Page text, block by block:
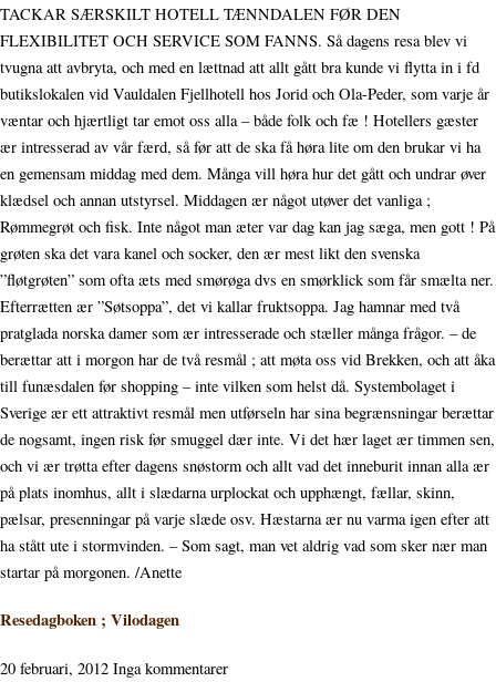
TACKAR SÆRSKILT HOTELL TÆNNDALEN FØR DEN
FLEXIBILITET OCH SERVICE SOM FANNS. Så dagens resa blev vi
tvugna att avbryta, och med en lættnad att allt gått bra kunde vi flytta in i fd
butikslokalen vid Vauldalen Fjellhotell hos Jorid och Ola-Peder, som varje år
væntar och hjærtligt tar emot oss alla – både folk och fæ ! Hotellers gæster
ær intresserad av vår færd, så før att de ska få høra lite om den brukar vi ha
en gemensam middag med dem. Många vill høra hur det gått och undrar øver
klædsel och annan utstyrsel. Middagen ær något utøver det vanliga ;
Rømmegrøt och fisk. Inte något man æter var dag kan jag sæga, men gott ! På
grøten ska det vara kanel och socker, den ær mest likt den svenska
”fløtgrøten” som ofta æts med smørøga dvs en smørklick som får smælta ner.
Efterrætten ær ”Søtsoppa”, det vi kallar fruktsoppa. Jag hamnar med två
pratglada norska damer som ær intresserade och stæller många frågor. – de
berættar att i morgon har de två resmål ; att møta oss vid Brekken, och att åka
till funæsdalen før shopping – inte vilken som helst då. Systembolaget i
Sverige ær ett attraktivt resmål men utførseln har sina begrænsningar berættar
de nogsamt, ingen risk før smuggel dær inte. Vi det hær laget ær timmen sen,
och vi ær trøtta efter dagens snøstorm och allt vad det inneburit innan alla ær
på plats inomhus, allt i slædarna urplockat och upphængt, fællar, skinn,
pælsar, presenningar på varje slæde osv. Hæstarna ær nu varma igen efter att
ha stått ute i stormvinden. – Som sagt, man vet aldrig vad som sker nær man
startar på morgonen. /Anette
Resedagboken ; Vilodagen
20 februari, 2012 Inga kommentarer